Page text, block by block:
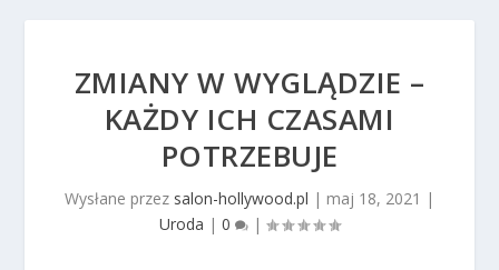
ZMIANY W WYGLĄDZIE –
KAŻDY ICH CZASAMI
POTRZEBUJE
Wysłane przez salon-hollywood.pl | maj 18, 2021 |
Uroda | 0 |